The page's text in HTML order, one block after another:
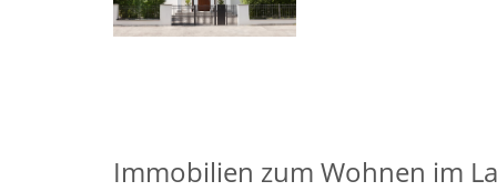
Immobilien zum Wohnen im